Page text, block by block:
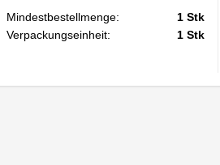
Mindestbestellmenge: 1 Stk
Verpackungseinheit:
1 Stk